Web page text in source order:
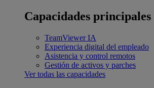
Capacidades principales
TeamViewer IA
Experiencia digital del empleado
Asistencia y control remotos
Gestión de activos y parches
Ver todas las capacidades